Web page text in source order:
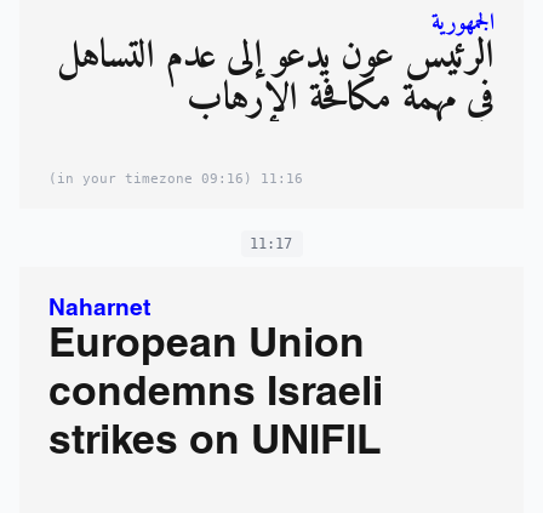
الجمهورية
الرئيس عون يدعو إلى عدم التساهل
في مهمة مكافحة الإرهاب
11:16
(09:16 in your timezone)
11:17
Naharnet
European Union
condemns Israeli
strikes on UNIFIL